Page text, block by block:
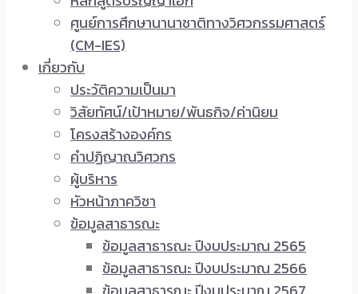
ศูนย์การศึกษานานาชาติทางวิศวกรรมศาสตร์
(CM-IES)
เกี่ยวกับ
ประวัติความเป็นมา
วิสัยทัศน์/เป้าหมาย/พันธกิจ/ค่านิยม
โครงสร้างองค์กร
คำปฏิญาณวิศวกร
ผู้บริหาร
หัวหน้าภาควิชา
ข้อมูลสาธารณะ
ข้อมูลสาธารณะ ปีงบประมาณ 2565
ข้อมูลสาธารณะ ปีงบประมาณ 2566